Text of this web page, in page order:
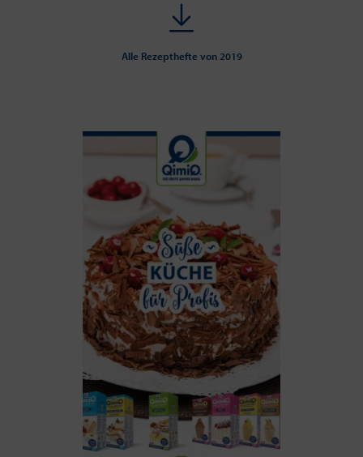
Alle Rezepthefte von 2019